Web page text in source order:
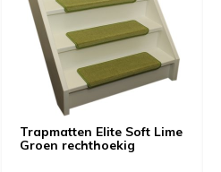
Trapmatten Elite Soft Lime
Groen rechthoekig